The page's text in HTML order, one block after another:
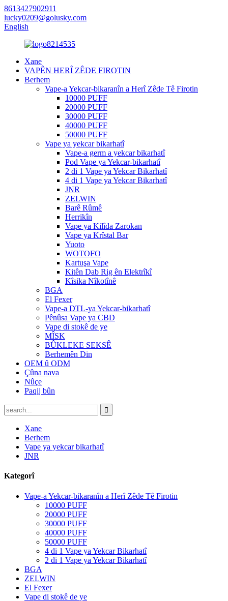
8613427902911
lucky0209@golusky.com
English
Xane
VAPÊN HERÎ ZÊDE FIROTIN
Berhem
Vape-a Yekcar-bikaranîn a Herî Zêde Tê Firotin
10000 PUFF
20000 PUFF
30000 PUFF
40000 PUFF
50000 PUFF
Vape ya yekcar bikarhatî
Vape-a germ a yekcar bikarhatî
Pod Vape ya Yekcar-bikarhatî
2 di 1 Vape ya Yekcar Bikarhatî
4 di 1 Vape ya Yekcar Bikarhatî
JNR
ZELWIN
Barê Rûmê
Herrikîn
Vape ya Kilîda Zarokan
Vape ya Krîstal Bar
Yuoto
WOTOFO
Kartuşa Vape
Kitên Dab Rig ên Elektrîkî
Kîsika Nîkotînê
BGA
El Fexer
Vape-a DTL-ya Yekcar-bikarhatî
Pênûsa Vape ya CBD
Vape di stokê de ye
MÎSK
BÛKLEKE SEKSÊ
Berhemên Din
OEM û ODM
Çûna nava
Nûçe
Paqij bûn
Xane
Berhem
Vape ya yekcar bikarhatî
JNR
Kategorî
Vape-a Yekcar-bikaranîn a Herî Zêde Tê Firotin
10000 PUFF
20000 PUFF
30000 PUFF
40000 PUFF
50000 PUFF
4 di 1 Vape ya Yekcar Bikarhatî
2 di 1 Vape ya Yekcar Bikarhatî
BGA
ZELWIN
El Fexer
Vape di stokê de ye